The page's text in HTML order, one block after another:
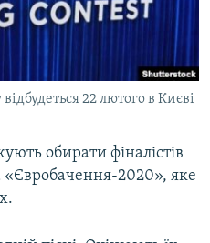
22 лютого в Києві
обирати фіналістів
«Євробачення-2020», яке